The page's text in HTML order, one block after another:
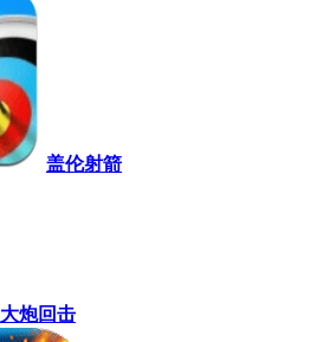
盖伦射箭
大炮回击